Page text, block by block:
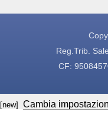
Reg.Trib.
CF:
[new] Cambia